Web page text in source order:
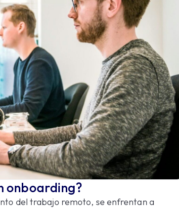
onboarding?
del trabajo remoto, se enfrentan a